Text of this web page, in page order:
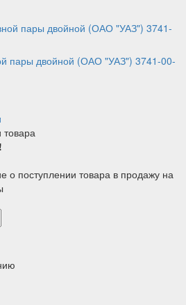
пары двойной (ОАО "УАЗ") 3741-00-
о поступлении товара в продажу на